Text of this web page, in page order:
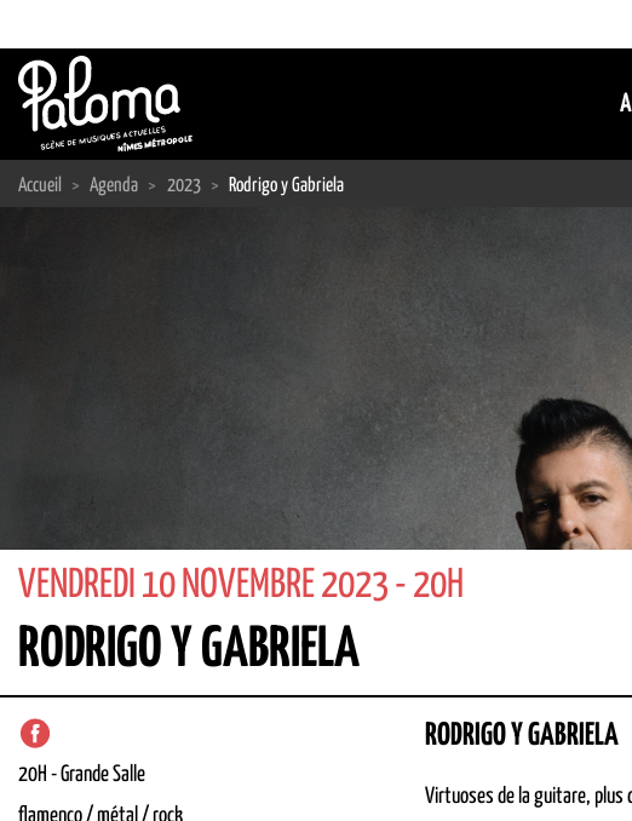
au
contenu
Accueil > Agenda > 2023 > Rodrigo y Gabriela
VENDREDI 10 NOVEMBRE 2023 - 20H
RODRIGO Y GABRIELA
20H -Grande Salle
flamenco / métal / rock
RODRIGO Y GABRIELA
Virtuoses de la guitare, plus